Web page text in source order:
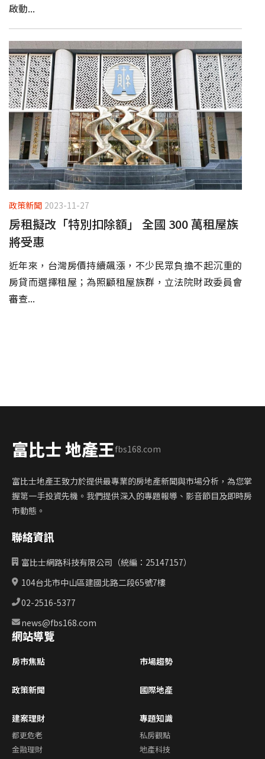
啟動...
政策新聞 2023-11-27
房租擬改「特別扣除額」 全國 300 萬租屋族
將受惠
近年來，台灣房價持續飆漲，不少民眾負擔不起沉重的
房貸而選擇租屋；為照顧租屋族群，立法院財政委員會
審查...
富比士 地產王fbs168.com
富比士地產王致力於提供最專業的房地產新聞與市場分析，為您掌
握第一手投資先機。我們提供深入的專題報導、影音節目及即時房
市動態。
聯絡資訊
富比士網路科技有限公司（統編：25147157）
104台北市中山區建國北路二段65號7樓
02-2516-5377
news@fbs168.com
網站導覽
房市焦點 市場趨勢
政策新聞 國際地產
建案理財
都更危老
金融理財
專題知識
私房觀點
地產科技